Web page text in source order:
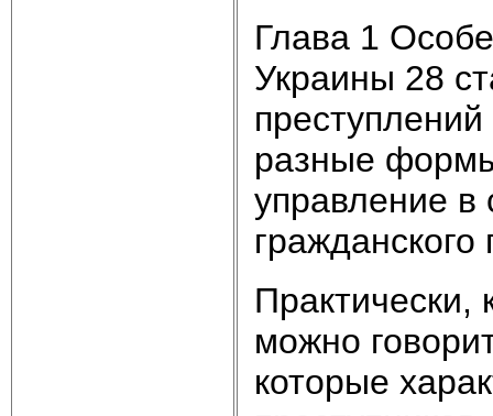
Глава 1
Украины 28
разные формы
управление в
гражданского
Практически,
можно
которые